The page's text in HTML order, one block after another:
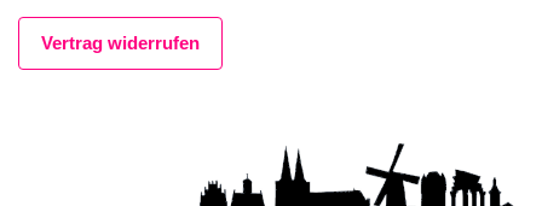
Vertrag widerrufen